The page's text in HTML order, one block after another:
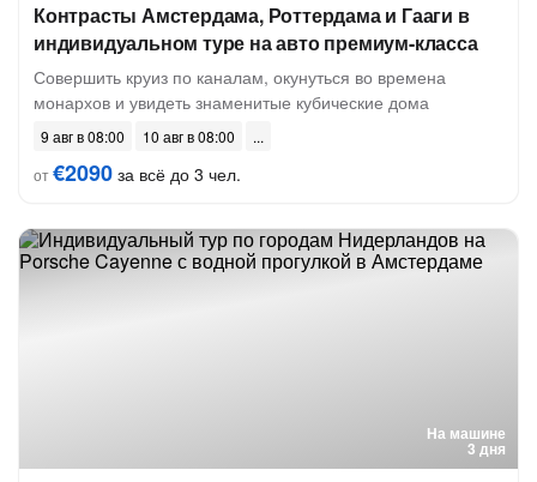
Контрасты Амстердама, Роттердама и Гааги в
индивидуальном туре на авто премиум-класса
Совершить круиз по каналам, окунуться во времена
монархов и увидеть знаменитые кубические дома
9 авг в 08:00
10 авг в 08:00
от€2090 за всё до 3 чел.
На машине
3 дня